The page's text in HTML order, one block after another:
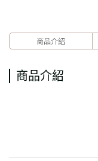
商品介紹
商品介紹